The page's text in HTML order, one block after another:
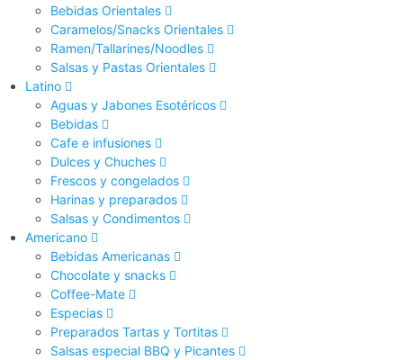
Bebidas Orientales
Caramelos/Snacks Orientales
Ramen/Tallarines/Noodles
Salsas y Pastas Orientales
Latino
Aguas y Jabones Esotéricos
Bebidas
Cafe e infusiones
Dulces y Chuches
Frescos y congelados
Harinas y preparados
Salsas y Condimentos
Americano
Bebidas Americanas
Chocolate y snacks
Coffee-Mate
Especias
Preparados Tartas y Tortitas
Salsas especial BBQ y Picantes